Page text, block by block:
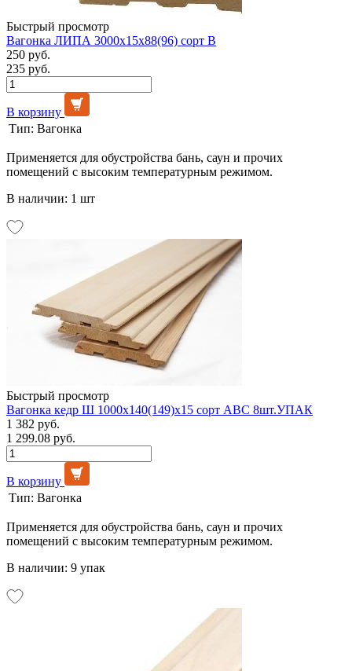
Быстрый просмотр
Вагонка ЛИПА 3000х15х88(96) сорт В
250 руб.
235 руб.
В корзину
Тип: Вагонка
Применяется для обустройства бань, саун и прочих
помещений с высоким температурным режимом.
В наличии: 1 шт
Быстрый просмотр
Вагонка кедр Ш 1000х140(149)х15 сорт АВС 8шт.УПАК
1 382 руб.
1 299.08 руб.
В корзину
Тип: Вагонка
Применяется для обустройства бань, саун и прочих
помещений с высоким температурным режимом.
В наличии: 9 упак